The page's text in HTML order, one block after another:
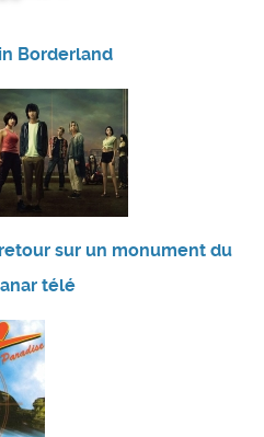
Borderland
sur un monument du
télé